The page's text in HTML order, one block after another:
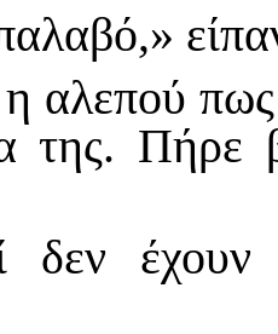
αλεπού
της. Πήρε
δεν